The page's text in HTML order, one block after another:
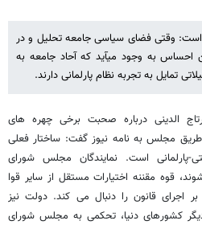
وقتی فضای سیاسی جامعه تحلیل و در
محافل سیاسی صحبت می‎شود این احساس به وجود می‎آید که آحاد جامعه به
تمایل به تجربه نظام پارلمانی دارند.
الدینی درباره صحبت برخی چهره های
مجلس به نامه نیوز گفت: ساختار فعلی
پارلمانی است. نمایندگان مجلس شورای
قوه مقننه اختیارات مستقل از سایر قوا
اجرای قانون را دنبال می کند. دولت نیز
کشورهای دنیا، تحکمی به مجلس شورای